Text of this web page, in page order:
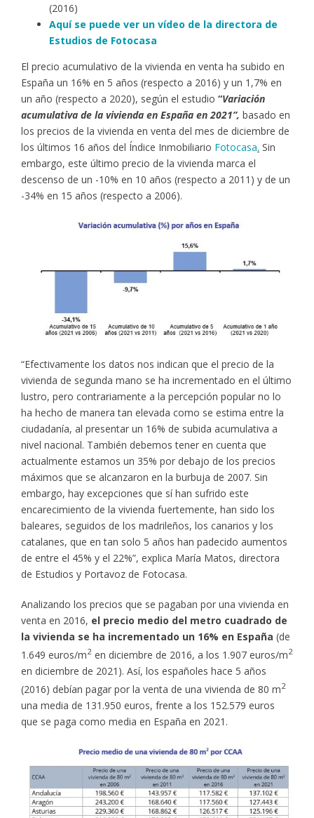
(2016)
Aquí se puede ver un vídeo de la directora de
Estudios de Fotocasa
El precio acumulativo de la vivienda en venta ha subido en
España un 16% en 5 años (respecto a 2016) y un 1,7% en
un año (respecto a 2020), según el estudio “Variación
acumulativa de la vivienda en España en 2021”, basado en
los precios de la vivienda en venta del mes de diciembre de
los últimos 16 años del Índice Inmobiliario Fotocasa. Sin
embargo, este último precio de la vivienda marca el
descenso de un -10% en 10 años (respecto a 2011) y de un
-34% en 15 años (respecto a 2006).
“Efectivamente los datos nos indican que el precio de la
vivienda de segunda mano se ha incrementado en el último
lustro, pero contrariamente a la percepción popular no lo
ha hecho de manera tan elevada como se estima entre la
ciudadanía, al presentar un 16% de subida acumulativa a
nivel nacional. También debemos tener en cuenta que
actualmente estamos un 35% por debajo de los precios
máximos que se alcanzaron en la burbuja de 2007. Sin
embargo, hay excepciones que sí han sufrido este
encarecimiento de la vivienda fuertemente, han sido los
baleares, seguidos de los madrileños, los canarios y los
catalanes, que en tan solo 5 años han padecido aumentos
de entre el 45% y el 22%”, explica María Matos, directora
de Estudios y Portavoz de Fotocasa.
Analizando los precios que se pagaban por una vivienda en
venta en 2016, el precio medio del metro cuadrado de
la vivienda se ha incrementado un 16% en España (de
1.649 euros/m2 en diciembre de 2016, a los 1.907 euros/m2
en diciembre de 2021). Así, los españoles hace 5 años
(2016) debían pagar por la venta de una vivienda de 80 m2
una media de 131.950 euros, frente a los 152.579 euros
que se paga como media en España en 2021.